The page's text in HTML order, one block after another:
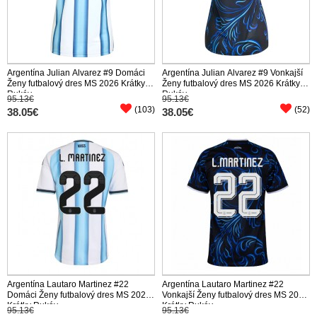
Argentína Julian Alvarez #9 Domáci
Ženy futbalový dres MS 2026 Krátky
Rukáv
95.13€
38.05€ (103)
Argentína Julian Alvarez #9 Vonkajší
Ženy futbalový dres MS 2026 Krátky
Rukáv
95.13€
38.05€ (52)
Argentína Lautaro Martinez #22
Domáci Ženy futbalový dres MS 2026
Krátky Rukáv
95.13€
Argentína Lautaro Martinez #22
Vonkajší Ženy futbalový dres MS 2026
Krátky Rukáv
95.13€